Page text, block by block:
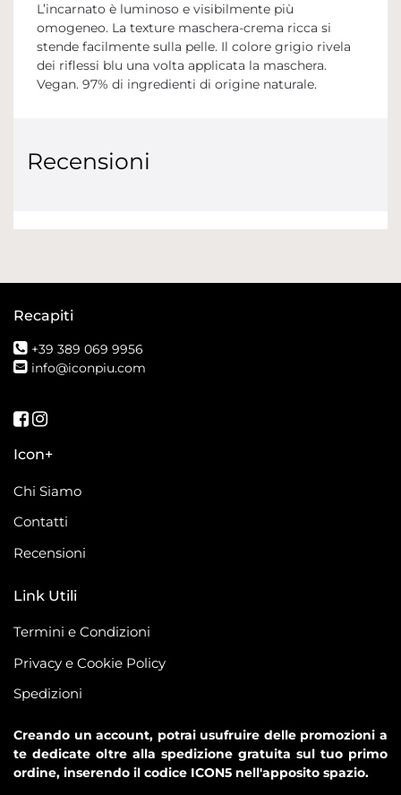
L’incarnato è luminoso e visibilmente più
omogeneo. La texture maschera-crema ricca si
stende facilmente sulla pelle. Il colore grigio rivela
dei riflessi blu una volta applicata la maschera.
Vegan. 97% di ingredienti di origine naturale.
Recensioni
Recapiti
+39 389 069 9956
info@iconpiu.com
Seguici su Facebook
Seguici su Instagram
Icon+
Chi Siamo
Contatti
Recensioni
Link Utili
Termini e Condizioni
Privacy e Cookie Policy
Spedizioni
Creando un account, potrai usufruire delle promozioni a
te dedicate oltre alla spedizione gratuita sul tuo primo
ordine, inserendo il codice ICON5 nell'apposito spazio.